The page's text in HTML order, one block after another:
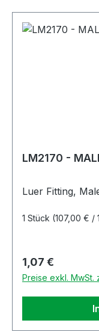
LM2170 -
Luer Fitting,
1 Stück (107,00 € /
Regulärer Preis:
1,07 €
Preise exkl. MwSt.